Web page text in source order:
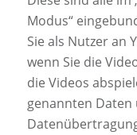
Modus“
Sie als Nutzer an
wenn Sie die
die Videos
genannten Daten